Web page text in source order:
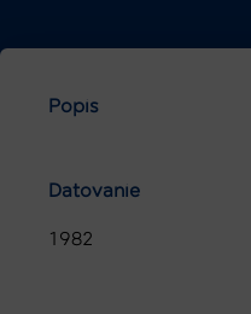
Popis
Datovanie
1982